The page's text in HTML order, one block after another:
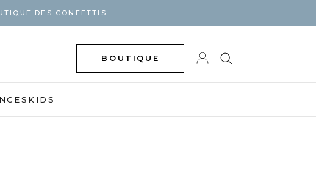
DES CONFETTIS
BOUTIQUE
KIDS